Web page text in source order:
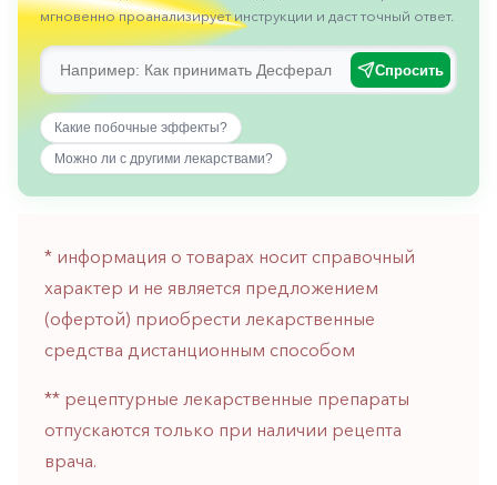
Урология
Ухо-
горло-
нос
Хирургия
Щитовидная
мгновенно проанализирует инструкции и даст точный ответ.
Спросить
Какие побочные эффекты?
Можно ли с другими лекарствами?
* информация о товарах носит справочный
характер и не является предложением
(офертой) приобрести лекарственные
средства дистанционным способом
** рецептурные лекарственные препараты
отпускаются только при наличии рецепта
врача.